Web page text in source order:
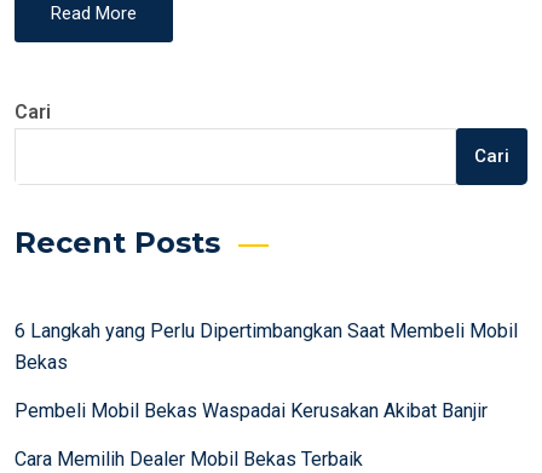
Read More
Cari
Cari
Recent Posts
6 Langkah yang Perlu Dipertimbangkan Saat Membeli Mobil
Bekas
Pembeli Mobil Bekas Waspadai Kerusakan Akibat Banjir
Cara Memilih Dealer Mobil Bekas Terbaik